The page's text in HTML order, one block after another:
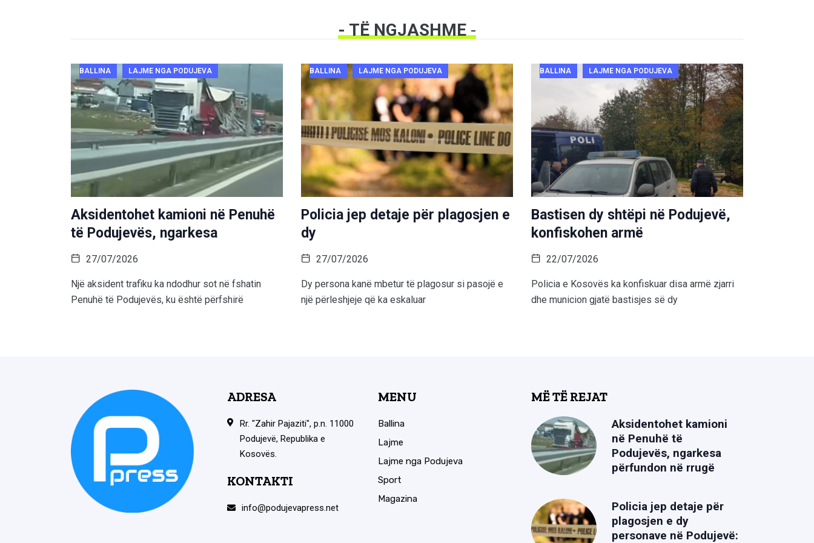
- TË NGJASHME-
BALLINA LAJME NGA PODUJEVA
Aksidentohet kamioni në Penuhë
të Podujevës, ngarkesa
27/07/2026
Një aksident trafiku ka ndodhur sot në fshatin
Penuhë të Podujevës, ku është përfshirë
BALLINA LAJME NGA PODUJEVA
Policia jep detaje për plagosjen e
dy
27/07/2026
Dy persona kanë mbetur të plagosur si pasojë e
një përleshjeje që ka eskaluar
BALLINA LAJME NGA PODUJEVA
Bastisen dy shtëpi në Podujevë,
konfiskohen armë
22/07/2026
Policia e Kosovës ka konfiskuar disa armë zjarri
dhe municion gjatë bastisjes së dy
ADRESA
Rr. "Zahir Pajaziti", p.n. 11000
Podujevë, Republika e
Kosovës.
KONTAKTI
info@podujevapress.net
MENU
Ballina
Lajme
Lajme nga Podujeva
Sport
Magazina
MË TË REJAT
Aksidentohet kamioni
në Penuhë të
Podujevës, ngarkesa
përfundon në rrugë
Policia jep detaje për
plagosjen e dy
personave në Podujevë: